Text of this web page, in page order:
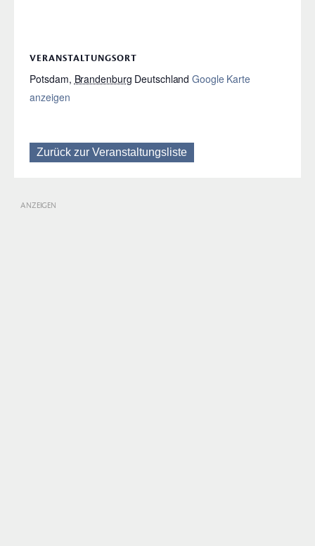
VERANSTALTUNGSORT
Potsdam, Brandenburg Deutschland Google Karte
anzeigen
Zurück zur Veranstaltungsliste
ANZEIGEN